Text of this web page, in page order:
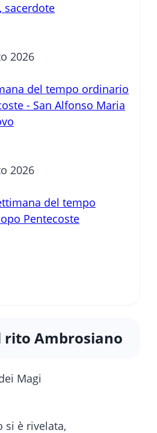
sacerdote
2026
del tempo ordinario
- San Alfonso Maria
2026
del tempo
Pentecoste
rito Ambrosiano
si è rivelata,